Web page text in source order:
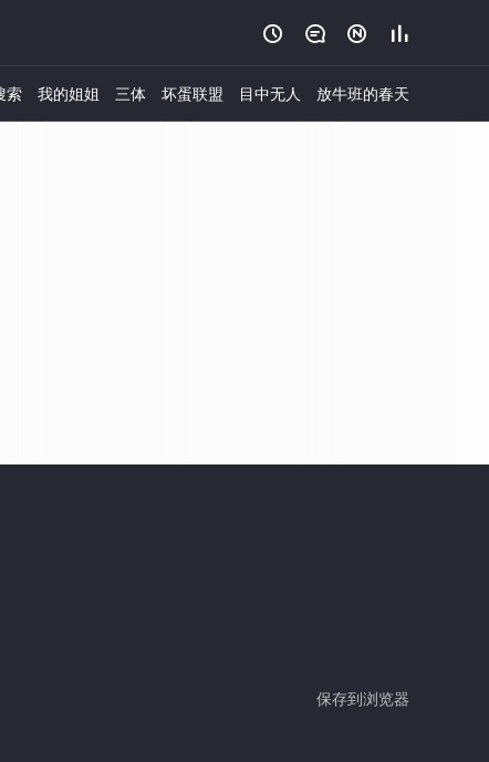
   
索 我的姐姐 三体 坏蛋联盟 目中无人 放牛班的春天
保存到浏览器